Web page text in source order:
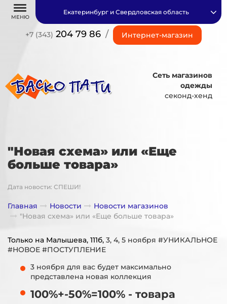
МЕНЮ
+7 (343) 204 79 86 / Интернет-магазин
Екатеринбург и Свердловская область
Сеть магазинов
одежды
секонд-хенд
"Новая схема» или «Еще
больше товара»
Дата новости: СПЕШИ!
Главная Новости
Новости магазинов
"Новая схема» или «Еще больше товара»
Только на Малышева, 111б, 3, 4, 5 ноября #УНИКАЛЬНОЕ
#НОВОЕ #ПОСТУПЛЕНИЕ
3 ноября для вас будет максимально
представлена новая коллекция
100%+-50%=100% - товара